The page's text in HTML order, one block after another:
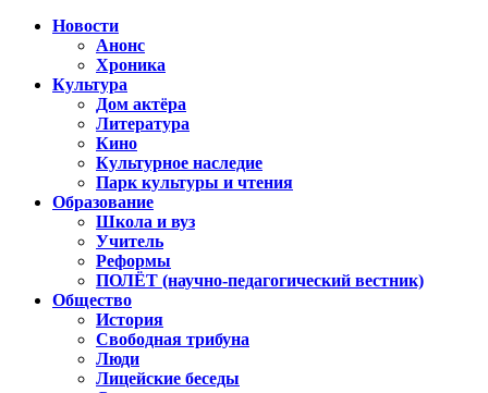
Новости
Анонс
Хроника
Культура
Дом актёра
Литература
Кино
Культурное наследие
Парк культуры и чтения
Образование
Школа и вуз
Учитель
Реформы
ПОЛЁТ (научно-педагогический вестник)
Общество
История
Свободная трибуна
Люди
Лицейские беседы